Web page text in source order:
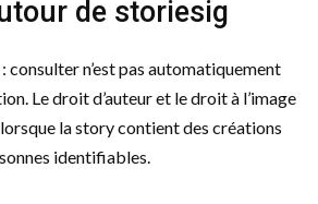
de storiesig
: consulter n’est pas automatiquement
Le droit d’auteur et le droit à l’image
la story contient des créations
identifiables.